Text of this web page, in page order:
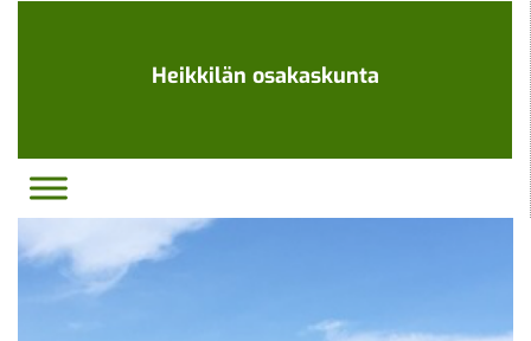
Heikkilän osakaskunta